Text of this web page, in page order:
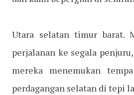
Utara selatan timur barat.
perjalanan ke segala
mereka menemukan
perdagangan selatan di tepi